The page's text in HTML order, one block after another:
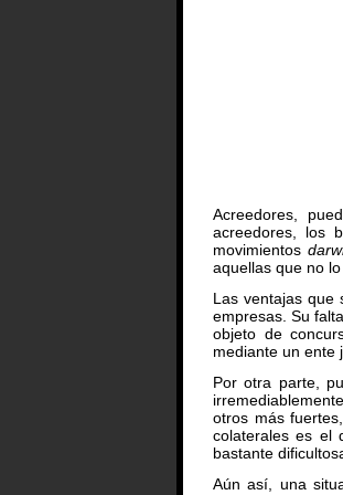
Acreedores,
acreedores, los
movimientos
aquellas que no lo
Las ventajas que
empresas. Su
objeto de
mediante un ente
Por otra parte,
otros más
colaterales es el
bastante
Aún así, una